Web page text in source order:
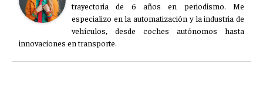
trayectoria de 6 años en periodismo. Me
especializo en la automatización y la industria de
vehículos, desde coches autónomos hasta
innovaciones en transporte.